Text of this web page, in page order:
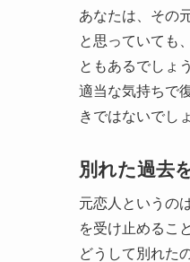
あなたは、その
と思っていても
ともあるでしょう
適当な気持ちで
きではないでし
別れた過去
元恋人というの
を受け止めるこ
どうして別れた